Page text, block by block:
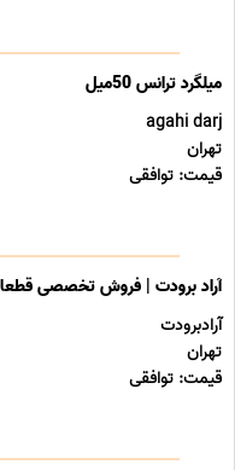
agahi darj
تهران
قیمت: توافقی
آراد برودت | فروش تخصصی
آرادبرودت
تهران
قیمت: توافقی